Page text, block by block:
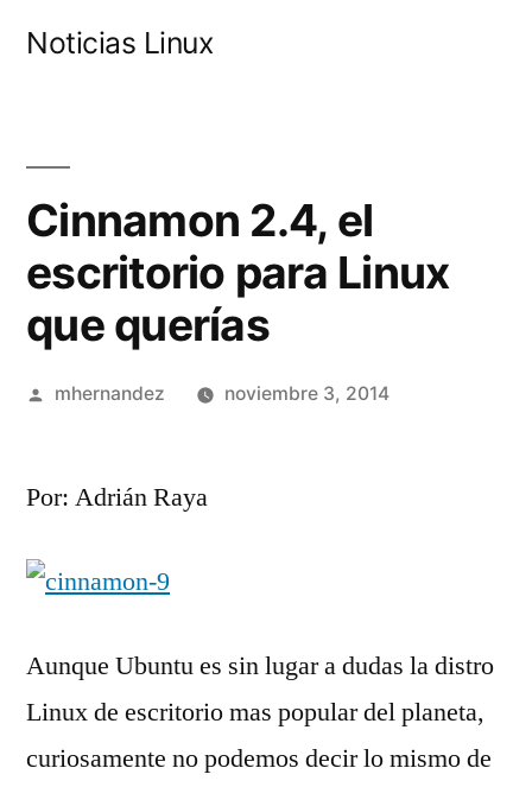
Noticias Linux
Cinnamon 2.4, el
escritorio para Linux
que querías
Publicado
mhernandez noviembre 3, 2014
Por: Adrián Raya
Aunque Ubuntu es sin lugar a dudas la distro
Linux de escritorio mas popular del planeta,
curiosamente no podemos decir lo mismo de